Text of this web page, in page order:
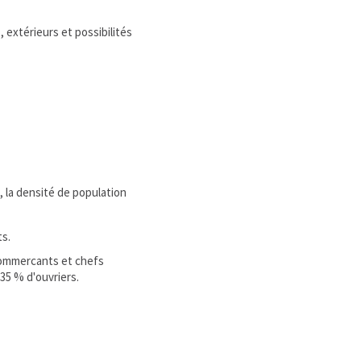
extérieurs et possibilités
, la densité de population
et chefs
% d'ouvriers.